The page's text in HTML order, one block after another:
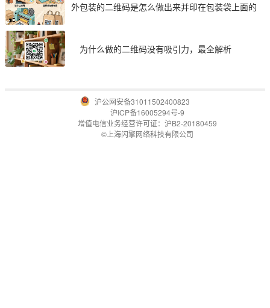
外包装的二维码是怎么做出来并印在包装袋上面的
为什么做的二维码没有吸引力，最全解析
沪公网安备31011502400823
沪ICP备16005294号-9
增值电信业务经营许可证：沪B2-20180459
©上海闪擎网络科技有限公司